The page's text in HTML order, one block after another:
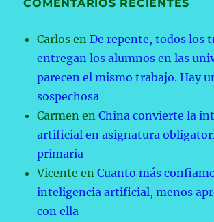
COMENTARIOS RECIENTES
Carlos enDe repente, todos los
entregan los alumnos en las
parecen el mismo trabajo. Hay
sospechosa
Carmen enChina convierte la
artificial en asignatura
primaria
Vicente enCuanto más
inteligencia artificial, menos
con ella